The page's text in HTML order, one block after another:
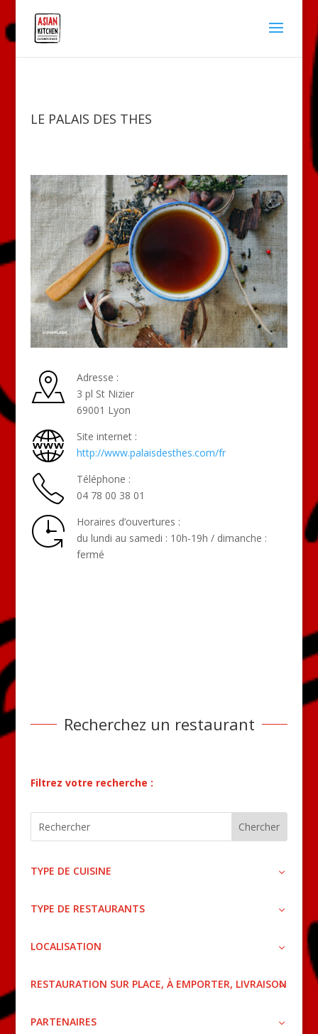
LE PALAIS DES THES
Adresse :
3 pl St Nizier
69001 Lyon
Site internet :
http://www.palaisdesthes.com/fr
Téléphone :
04 78 00 38 01
Horaires d’ouvertures :
du lundi au samedi : 10h-19h / dimanche :
fermé
Recherchez un restaurant
Filtrez votre recherche :
TYPE DE CUISINE
TYPE DE RESTAURANTS
LOCALISATION
RESTAURATION SUR PLACE, À EMPORTER, LIVRAISON
PARTENAIRES